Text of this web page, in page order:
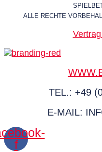
ALLE RECHTE
TEL.: +49
E-MAIL:
f